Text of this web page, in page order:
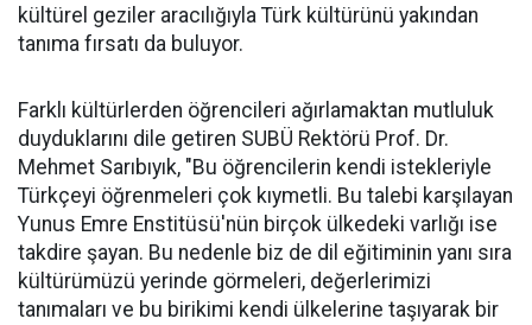
kültürel geziler aracılığıyla Türk kültürünü yakından
tanıma fırsatı da buluyor.
Farklı kültürlerden öğrencileri ağırlamaktan mutluluk
duyduklarını dile getiren SUBÜ Rektörü Prof. Dr.
Mehmet Sarıbıyık, "Bu öğrencilerin kendi istekleriyle
Türkçeyi öğrenmeleri çok kıymetli. Bu talebi karşılayan
Yunus Emre Enstitüsü'nün birçok ülkedeki varlığı ise
takdire şayan. Bu nedenle biz de dil eğitiminin yanı sıra
kültürümüzü yerinde görmeleri, değerlerimizi
tanımaları ve bu birikimi kendi ülkelerine taşıyarak bir